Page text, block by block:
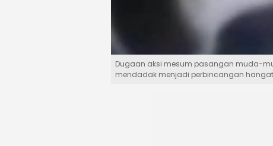
Dugaan aksi mesum pasangan muda-
mendadak menjadi perbincangan